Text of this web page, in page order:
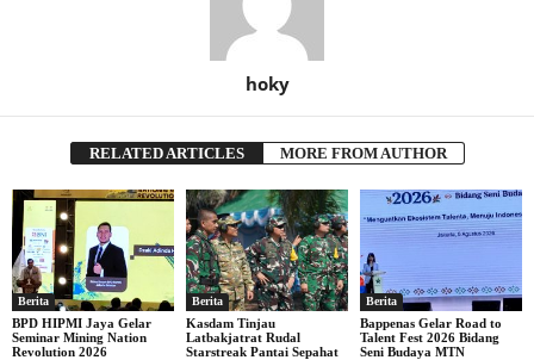
hoky
RELATED ARTICLES MORE FROM AUTHOR
Berita
BPD HIPMI Jaya Gelar
Seminar Mining Nation
Revolution 2026
Berita
Kasdam Tinjau
Latbakjatrat Rudal
Starstreak Pantai Sepahat
Berita
Bappenas Gelar Road to
Talent Fest 2026 Bidang
Seni Budaya MTN